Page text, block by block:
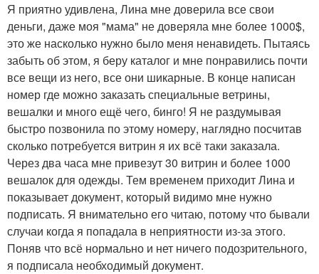
Я приятно удивлена, Лина мне доверила все свои
деньги, даже моя "мама" не доверяла мне более 1000$,
это же насколько нужно было меня ненавидеть. Пытаясь
забыть об этом, я беру каталог и мне понравились почти
все вещи из него, все они шикарные. В конце написан
номер где можно заказать специальные ветрины,
вешалки и много ещё чего, бинго! Я не раздумывая
быстро позвонила по этому номеру, наглядно посчитав
сколько потребуется витрин я их всё таки заказала.
Через два часа мне привезут 30 витрин и более 1000
вешалок для одежды. Тем временем приходит Лина и
показывает документ, который видимо мне нужно
подписать. Я внимательно его читаю, потому что бывали
случаи когда я попадала в неприятности из-за этого.
Поняв что всё нормально и нет ничего подозрительного,
я подписала необходимый документ.